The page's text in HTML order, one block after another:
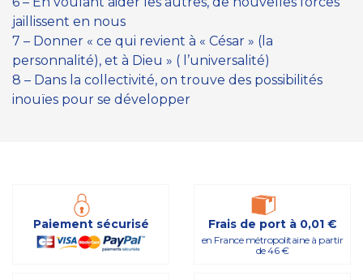
jaillissent en nous
7 – Donner « ce qui revient à « César » (la
personnalité), et à Dieu » ( l’universalité)
8 – Dans la collectivité, on trouve des possibilités
inouïes pour se développer
Paiement sécurisé Frais de port à 0,01 €
en France métropolitaine à partir
de 46 €